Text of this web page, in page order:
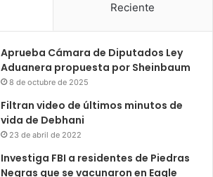
Reciente
Aprueba Cámara de Diputados Ley
Aduanera propuesta por Sheinbaum
8 de octubre de 2025
Filtran video de últimos minutos de
vida de Debhani
23 de abril de 2022
Investiga FBI a residentes de Piedras
Negras que se vacunaron en Eagle